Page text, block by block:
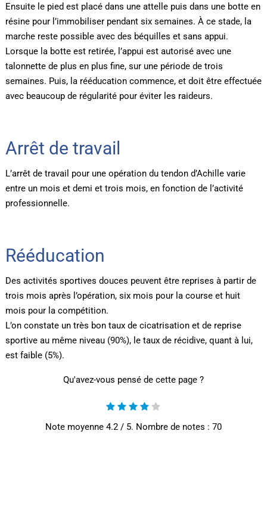
Ensuite le pied est placé dans une attelle puis dans une botte en
résine pour l’immobiliser pendant six semaines. À ce stade, la
marche reste possible avec des béquilles et sans appui.
Lorsque la botte est retirée, l’appui est autorisé avec une
talonnette de plus en plus fine, sur une période de trois
semaines. Puis, la rééducation commence, et doit être effectuée
avec beaucoup de régularité pour éviter les raideurs.
Arrêt de travail
L’arrêt de travail pour une opération du tendon d’Achille varie
entre un mois et demi et trois mois, en fonction de l’activité
professionnelle.
Rééducation
Des activités sportives douces peuvent être reprises à partir de
trois mois après l’opération, six mois pour la course et huit
mois pour la compétition.
L’on constate un très bon taux de cicatrisation et de reprise
sportive au même niveau (90%), le taux de récidive, quant à lui,
est faible (5%).
Qu'avez-vous pensé de cette page ?
Note moyenne 4.2/ 5. Nombre de notes : 70